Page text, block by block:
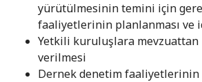
yürütülmesinin temini için
faaliyetlerinin planlanması ve
Yetkili kuruluşlara mevzuattan
verilmesi
Dernek denetim faaliyetlerinin